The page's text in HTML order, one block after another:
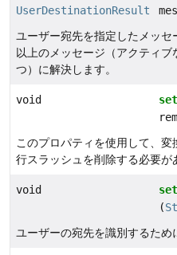
UserDestinationResult
ユーザー宛先を指定したメッ
以上のメッセージ（アクティ
つ）に解決します。
void
このプロパティを使用して、
行スラッシュを削除する必要が
void
(
ユーザーの宛先を識別するため